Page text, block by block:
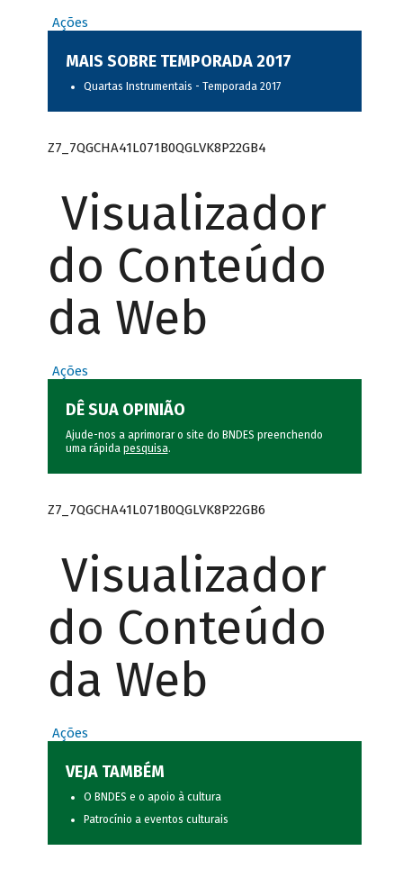
Ações
MAIS SOBRE TEMPORADA 2017
Quartas Instrumentais - Temporada 2017
Z7_7QGCHA41L071B0QGLVK8P22GB4
Visualizador
do Conteúdo
da Web
Ações
DÊ SUA OPINIÃO
Ajude-nos a aprimorar o site do BNDES preenchendo
uma rápida pesquisa.
Z7_7QGCHA41L071B0QGLVK8P22GB6
Visualizador
do Conteúdo
da Web
Ações
VEJA TAMBÉM
O BNDES e o apoio à cultura
Patrocínio a eventos culturais